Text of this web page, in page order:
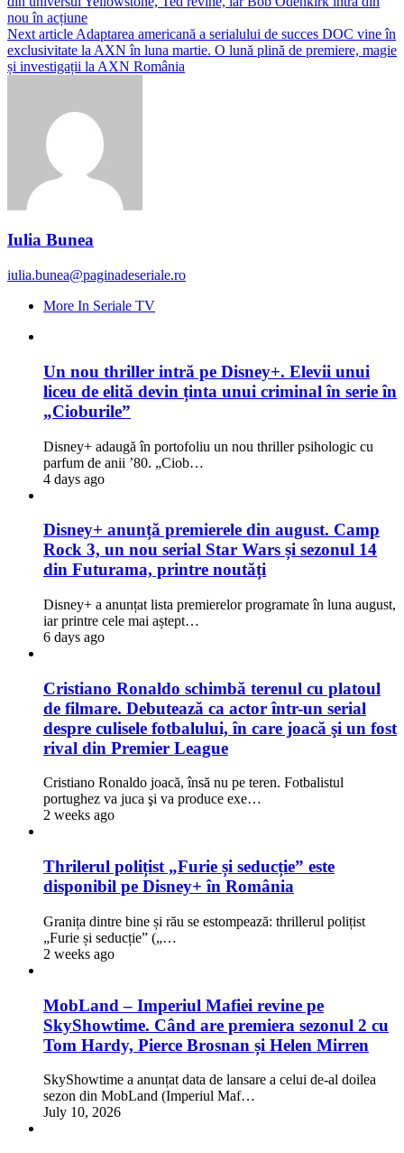
nou în acțiune
Next article Adaptarea americană a serialului de succes DOC vine în
exclusivitate la AXN în luna martie. O lună plină de premiere, magie
și investigații la AXN România
Iulia Bunea
iulia.bunea@paginadeseriale.ro
More In Seriale TV
Un nou thriller intră pe Disney+. Elevii unui
liceu de elită devin ținta unui criminal în serie în
„Cioburile”
Disney+ adaugă în portofoliu un nou thriller psihologic cu
parfum de anii ’80. „Ciob…
4 days ago
Disney+ anunță premierele din august. Camp
Rock 3, un nou serial Star Wars și sezonul 14
din Futurama, printre noutăți
Disney+ a anunțat lista premierelor programate în luna august,
iar printre cele mai aștept…
6 days ago
Cristiano Ronaldo schimbă terenul cu platoul
de filmare. Debutează ca actor într-un serial
despre culisele fotbalului, în care joacă şi un fost
rival din Premier League
Cristiano Ronaldo joacă, însă nu pe teren. Fotbalistul
portughez va juca şi va produce exe…
2 weeks ago
Thrilerul polițist „Furie și seducție” este
disponibil pe Disney+ în România
Granița dintre bine și rău se estompează: thrillerul polițist
„Furie și seducție” („…
2 weeks ago
MobLand – Imperiul Mafiei revine pe
SkyShowtime. Când are premiera sezonul 2 cu
Tom Hardy, Pierce Brosnan și Helen Mirren
SkyShowtime a anunțat data de lansare a celui de-al doilea
sezon din MobLand (Imperiul Maf…
July 10, 2026